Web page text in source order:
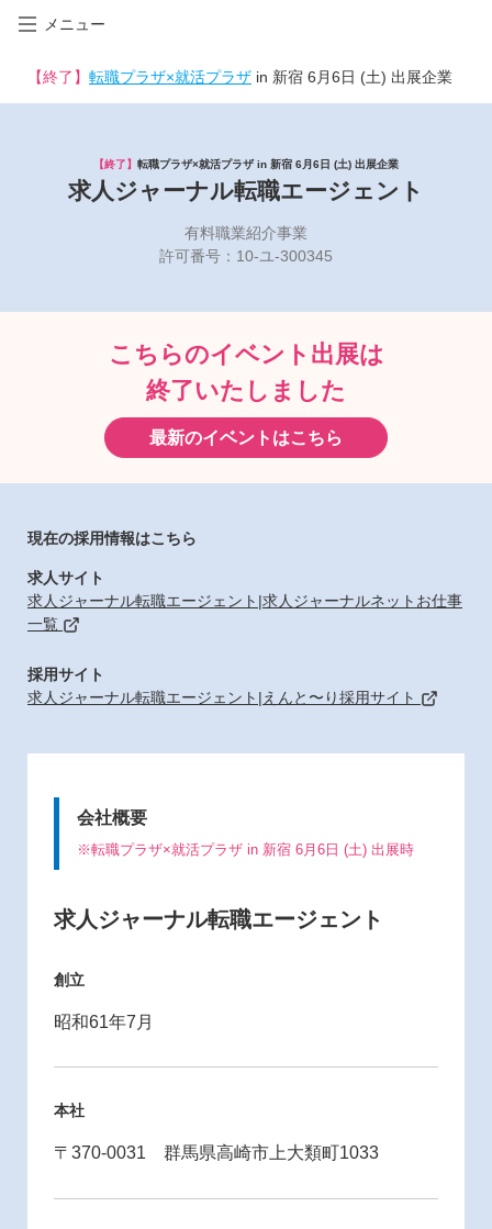
メニュー
【終了】 転職プラザ×就活プラザ in 新宿 6月6日 (土) 出展企業
【終了】 転職プラザ×就活プラザ in 新宿 6月6日 (土) 出展企業
求人ジャーナル転職エージェント
有料職業紹介事業
許可番号：10-ユ-300345
こちらのイベント出展は
終了いたしました
最新のイベントはこちら
現在の採用情報はこちら
求人サイト
求人ジャーナル転職エージェント|求人ジャーナルネットお仕事
一覧
採用サイト
求人ジャーナル転職エージェント|えんと〜り採用サイト
会社概要
※転職プラザ×就活プラザ in 新宿 6月6日 (土) 出展時
求人ジャーナル転職エージェント
創立
昭和61年7月
本社
〒370-0031 群馬県高崎市上大類町1033